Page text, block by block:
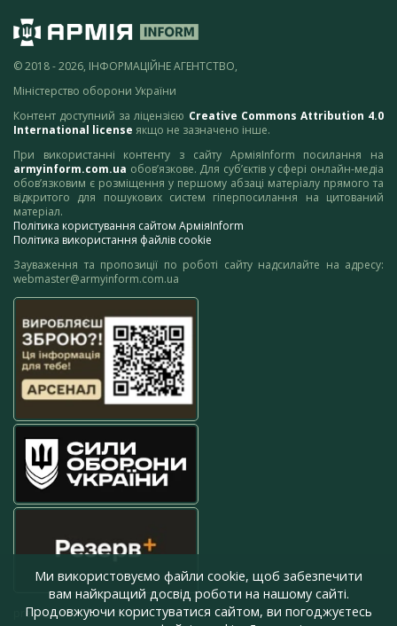
© 2018 - 2026, ІНФОРМАЦІЙНЕ АГЕНТСТВО,
Міністерство оборони України
Контент доступний за ліцензією Creative Commons Attribution 4.0
International license якщо не зазначено інше.
При використанні контенту з сайту АрміяInform посилання на
armyinform.com.ua обов’язкове. Для суб’єктів у сфері онлайн-медіа
обов’язковим є розміщення у першому абзаці матеріалу прямого та
відкритого для пошукових систем гіперпосилання на цитований
матеріал.
Політика користування сайтом АрміяInform
Політика використання файлів cookie
Зауваження та пропозиції по роботі сайту надсилайте на адресу:
webmaster@armyinform.com.ua
press@armyinform.com.ua
Ми використовуємо файли cookie, щоб забезпечити
вам найкращий досвід роботи на нашому сайті.
Продовжуючи користуватися сайтом, ви погоджуєтесь